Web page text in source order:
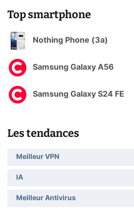
Top smartphone
Nothing Phone (3a)
Samsung Galaxy A56
Samsung Galaxy S24 FE
Les tendances
Meilleur VPN
IA
Meilleur Antivirus